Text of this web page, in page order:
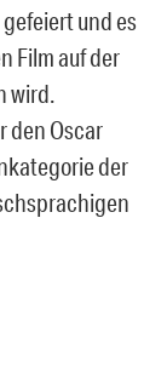
und es
Film auf der
wird.
den Oscar
der